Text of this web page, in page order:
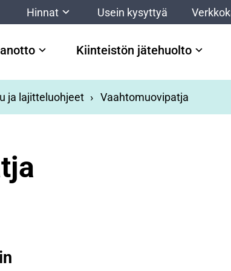
Hinnat Usein kysyttyä
Kiinteistön jätehuolto
ja lajitteluohjeet Vaahtomuovipatja